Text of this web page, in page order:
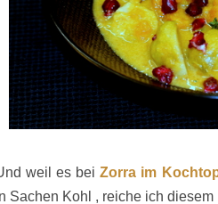
weil es bei Zorra im
Sachen Kohl , reiche ich